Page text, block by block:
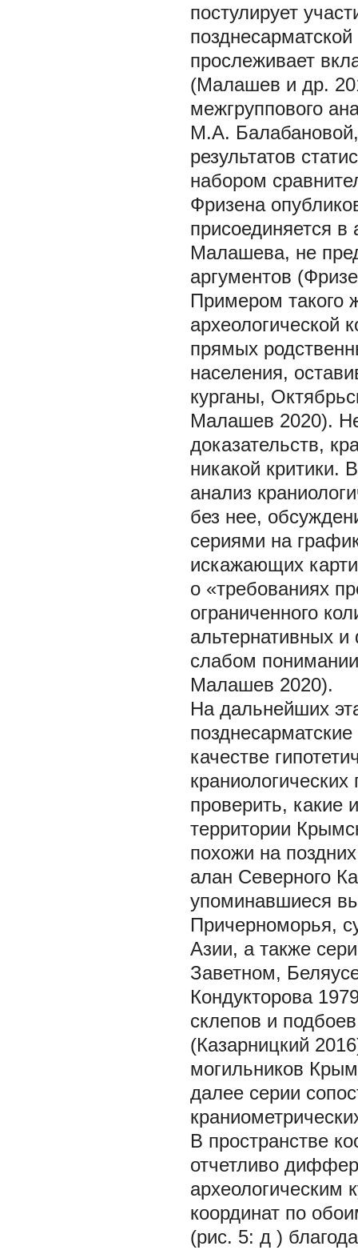
постулирует
прослеживает
(Малашев и др.
межгруппового
М.А. Балабановой,
результатов
набором
Фризена
присоединяется
Малашева, не
аргументов
Примером такого
археологической
прямых
населения,
курганы,
Малашев 2020).
доказательств,
никакой критики.
анализ
без нее,
сериями на
искажающих
о «требованиях
ограниченного
альтернативных
слабом
Малашев 2020).
На дальнейших
качестве
проверить, какие
территории
похожи на
алан Северного
упоминавшиеся
Причерноморья,
Азии, а также
Заветном,
Кондукторова
склепов и
(Казарницкий
могильников
далее серии
В пространстве
отчетливо
археологическим
координат по
(рис. 5: д )